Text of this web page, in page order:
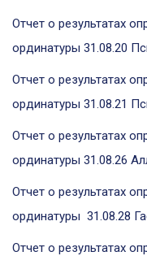
Отчет о результатах
ординатуры 31.08.20
Отчет о результатах
ординатуры 31.08.21
Отчет о результатах
ординатуры 31.08.26
Отчет о результатах
ординатуры 31.08.28
Отчет о результатах